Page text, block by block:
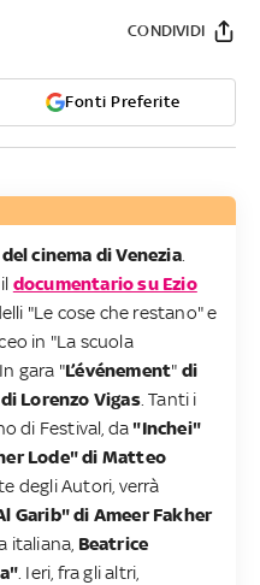
Fonti Preferite
CONDIVIDI
cinema di Venezia.
documentario su Ezio
"Le cose che restano" e
in "La scuola
gara "L’événement" di
di Lorenzo Vigas. Tanti i
di Festival, da"Inchei"
Lode" di Matteo
degli Autori, verrà
Garib"di Ameer Fakher
italiana, Beatrice
. Ieri, fra gli altri,